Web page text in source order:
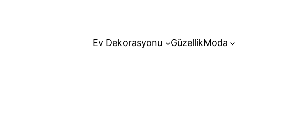
Ev Dekorasyonu GüzellikModa